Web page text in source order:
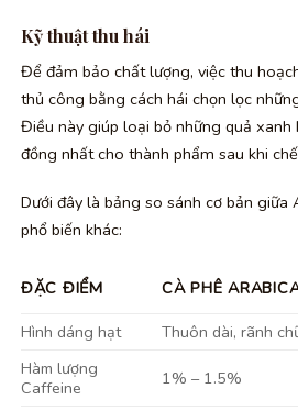
Kỹ thuật thu hái
Để đảm bảo chất lượng, việc thu
thủ công bằng cách hái chọn lọc
Điều này giúp loại bỏ những quả xanh
đồng nhất cho thành phẩm sau khi
Dưới đây là bảng so sánh cơ bản giữa
phổ biến khác:
ĐẶC ĐIỂM CÀ PHÊ
Hình dáng hạt
Thuôn dài, rãnh
Hàm lượng
Caffeine
1% – 1.5%